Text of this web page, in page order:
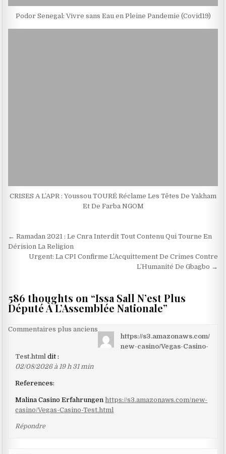
Podor Senegal: Vivre sans Eau en Pleine Pandemie (Covid19)
CRISES A L’APR : Youssou TOURÉ Réclame Les Têtes De Yakham
Et De Farba NGOM
Navigation
de
l’article
← Ramadan 2021 : Le Cnra Interdit Tout Contenu Qui Tourne En
Dérision La Religion
Urgent: La CPI Confirme L’Acquittement De Crimes Contre
L’Humanité De Gbagbo →
586 thoughts on “Issa Sall N’est Plus
Député À L’Assemblée Nationale”
Navigation
les
commentaires
Commentaires plus anciens
https://s3.amazonaws.com/
new-casino/Vegas-Casino-
Test.html dit :
02/08/2026 à 19 h 31 min
References:
Malina Casino Erfahrungen https://s3.amazonaws.com/new-
casino/Vegas-Casino-Test.html
Répondre